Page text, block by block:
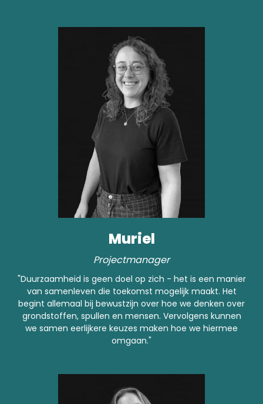
Muriel
Projectmanager
"Duurzaamheid is geen doel op zich - het is een manier
van samenleven die toekomst mogelijk maakt. Het
begint allemaal bij bewustzijn over hoe we denken over
grondstoffen, spullen en mensen. Vervolgens kunnen
we samen eerlijkere keuzes maken hoe we hiermee
omgaan."